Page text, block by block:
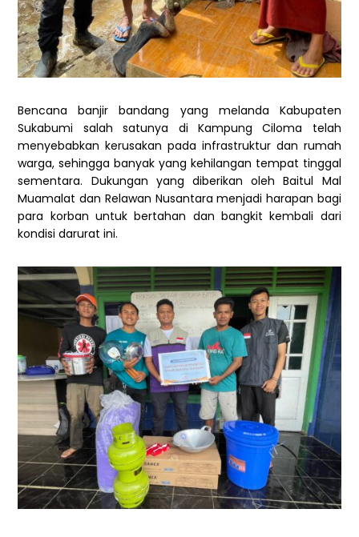
Bencana banjir bandang yang melanda Kabupaten
Sukabumi salah satunya di Kampung Ciloma telah
menyebabkan kerusakan pada infrastruktur dan rumah
warga, sehingga banyak yang kehilangan tempat tinggal
sementara. Dukungan yang diberikan oleh Baitul Mal
Muamalat dan Relawan Nusantara menjadi harapan bagi
para korban untuk bertahan dan bangkit kembali dari
kondisi darurat ini.